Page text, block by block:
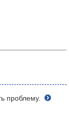
проблему.